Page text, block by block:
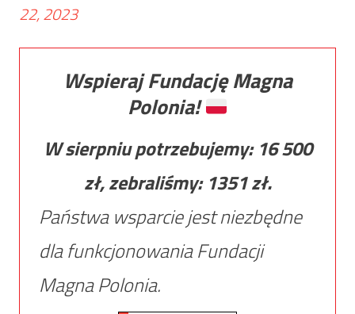
22, 2023
Wspieraj Fundację Magna
Polonia!
W sierpniu potrzebujemy: 16 500
zł, zebraliśmy: 1351zł.
Państwa wsparcie jest niezbędne
dla funkcjonowania Fundacji
Magna Polonia.